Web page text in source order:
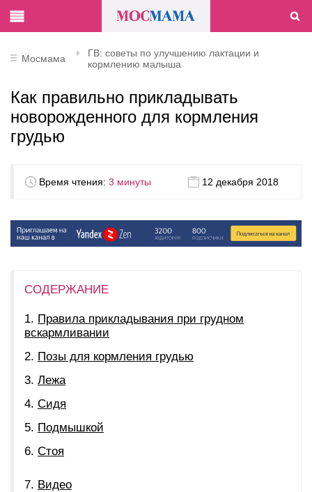
Мосмама
ГВ: советы по улучшению лактации и
кормлению малыша
Как правильно прикладывать
новорожденного для кормления
грудью
Время чтения: 3 минуты 12 декабря 2018
СОДЕРЖАНИЕ
Правила прикладывания при грудном
вскармливании
Позы для кормления грудью
Лежа
Сидя
Подмышкой
Стоя
Видео